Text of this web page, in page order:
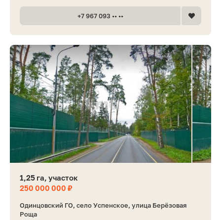
+7 967 093 •• ••
1,25 га, участок
250 000 000 ₽
Одинцовский ГО, село Успенское, улица Берёзовая
Роща